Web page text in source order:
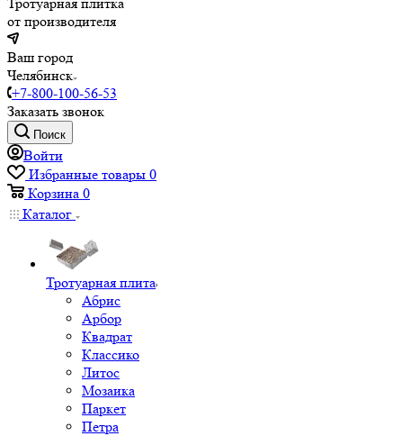
от производителя
Ваш город
Челябинск
+7-800-100-56-53
Заказать звонок
Поиск
Войти
Избранные товары 0
Корзина 0
Каталог
Тротуарная плита
Абрис
Арбор
Квадрат
Классико
Литос
Мозаика
Паркет
Петра